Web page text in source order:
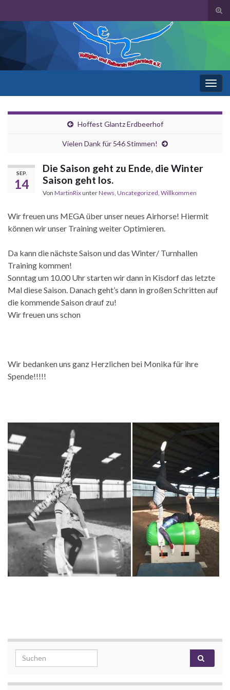
Search for:
Hoffest Glantz Erdbeerhof
Vielen Dank für 546 Stimmen!
SEP.
14
Die Saison geht zu Ende, die Winter
Saison geht los.
Von MartinRixunterNews Uncategorized Willkommen
Wir freuen uns MEGA über unser neues Airhorse! Hiermit
können wir unser Training weiter Optimieren.
Da kann die nächste Saison und das Winter/ Turnhallen
Training kommen!
Sonntag um 10.00 Uhr starten wir dann in Kisdorf das letzte
Mal diese Saison. Danach geht’s dann in großen Schritten auf
die kommende Saison drauf zu!
Wir freuen uns schon
Wir bedanken uns ganz Herzlichen bei Monika für ihre
Spende!!!!!
Search for: